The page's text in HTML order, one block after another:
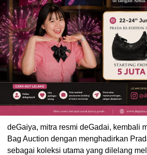
deGaiya, mitra resmi deGadai, kembali
Bag Auction dengan menghadirkan
sebagai koleksi utama yang dilelang